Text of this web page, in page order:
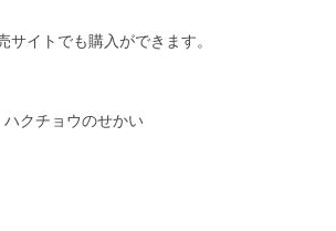
イトでも購入ができます。
クチョウのせかい